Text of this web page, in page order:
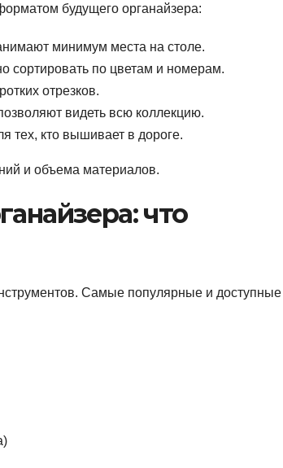
будущего органайзера:
минимум места на столе.
сортировать по цветам и номерам.
отрезков.
видеть всю коллекцию.
тех, кто вышивает в дороге.
и объема материалов.
что
Самые популярные и доступные